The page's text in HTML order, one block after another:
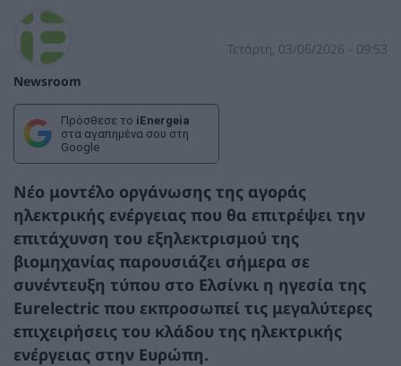
Newsroom
Τετάρτη, 03/06/2026 - 09:53
Πρόσθεσε το iEnergeia
στα αγαπημένα σου στη
Google
Νέο μοντέλο οργάνωσης της αγοράς
ηλεκτρικής ενέργειας που θα επιτρέψει την
επιτάχυνση του εξηλεκτρισμού της
βιομηχανίας παρουσιάζει σήμερα σε
συνέντευξη τύπου στο Ελσίνκι η ηγεσία της
Eurelectric που εκπροσωπεί τις μεγαλύτερες
επιχειρήσεις του κλάδου της ηλεκτρικής
ενέργειας στην Ευρώπη.